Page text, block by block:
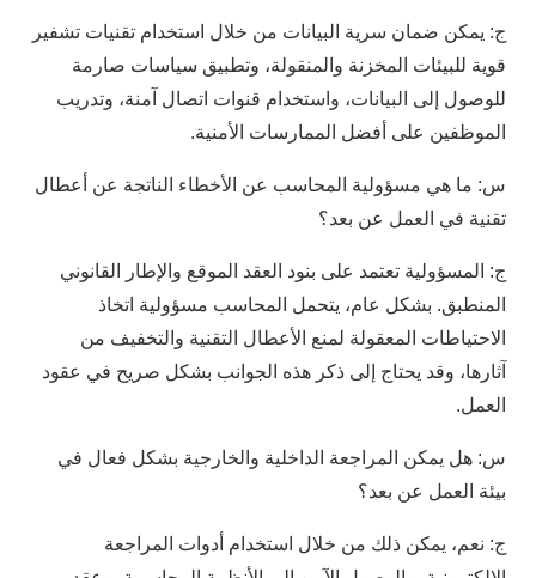
ج: يمكن ضمان سرية البيانات من خلال استخدام تقنيات تشفير
قوية للبيئات المخزنة والمنقولة، وتطبيق سياسات صارمة
للوصول إلى البيانات، واستخدام قنوات اتصال آمنة، وتدريب
الموظفين على أفضل الممارسات الأمنية.
س: ما هي مسؤولية المحاسب عن الأخطاء الناتجة عن أعطال
تقنية في العمل عن بعد؟
ج: المسؤولية تعتمد على بنود العقد الموقع والإطار القانوني
المنطبق. بشكل عام، يتحمل المحاسب مسؤولية اتخاذ
الاحتياطات المعقولة لمنع الأعطال التقنية والتخفيف من
آثارها، وقد يحتاج إلى ذكر هذه الجوانب بشكل صريح في عقود
العمل.
س: هل يمكن المراجعة الداخلية والخارجية بشكل فعال في
بيئة العمل عن بعد؟
ج: نعم، يمكن ذلك من خلال استخدام أدوات المراجعة